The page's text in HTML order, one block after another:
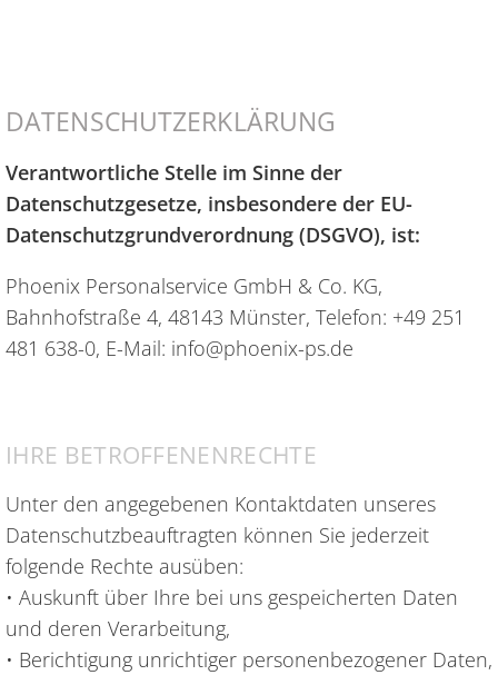
DATENSCHUTZERKLÄRUNG
Verantwortliche Stelle im Sinne der
Datenschutzgesetze, insbesondere der EU-
Datenschutzgrundverordnung (DSGVO), ist:
Phoenix Personalservice GmbH & Co. KG,
Bahnhofstraße 4, 48143 Münster, Telefon: +49 251
481 638-0, E-Mail: info@phoenix-ps.de
IHRE BETROFFENENRECHTE
Unter den angegebenen Kontaktdaten unseres
Datenschutzbeauftragten können Sie jederzeit
folgende Rechte ausüben:
• Auskunft über Ihre bei uns gespeicherten Daten
und deren Verarbeitung,
• Berichtigung unrichtiger personenbezogener Daten,